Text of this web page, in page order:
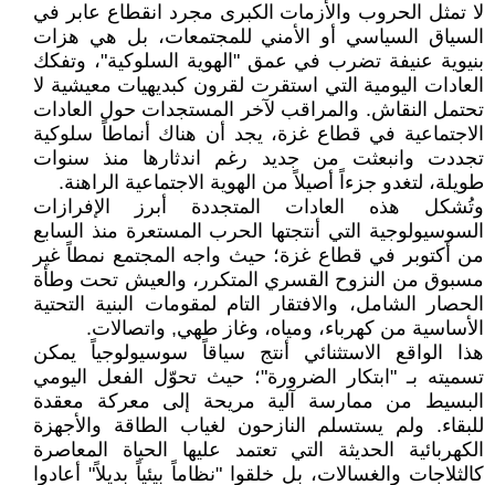
لا تمثل الحروب والأزمات الكبرى مجرد انقطاع عابر في
السياق السياسي أو الأمني للمجتمعات، بل هي هزات
بنيوية عنيفة تضرب في عمق "الهوية السلوكية"، وتفكك
العادات اليومية التي استقرت لقرون كبديهيات معيشية لا
تحتمل النقاش. والمراقب لآخر المستجدات حول العادات
الاجتماعية في قطاع غزة، يجد أن هناك أنماطاً سلوكية
تجددت وانبعثت من جديد رغم اندثارها منذ سنوات
طويلة، لتغدو جزءاً أصيلاً من الهوية الاجتماعية الراهنة.
وتُشكل هذه العادات المتجددة أبرز الإفرازات
السوسيولوجية التي أنتجتها الحرب المستعرة منذ السابع
من أكتوبر في قطاع غزة؛ حيث واجه المجتمع نمطاً غير
مسبوق من النزوح القسري المتكرر، والعيش تحت وطأة
الحصار الشامل، والافتقار التام لمقومات البنية التحتية
الأساسية من كهرباء، ومياه، وغاز طهي, واتصالات.
هذا الواقع الاستثنائي أنتج سياقاً سوسيولوجياً يمكن
تسميته بـ "ابتكار الضرورة"؛ حيث تحوّل الفعل اليومي
البسيط من ممارسة آلية مريحة إلى معركة معقدة
للبقاء. ولم يستسلم النازحون لغياب الطاقة والأجهزة
الكهربائية الحديثة التي تعتمد عليها الحياة المعاصرة
كالثلاجات والغسالات، بل خلقوا "نظاماً بيئياً بديلاً" أعادوا